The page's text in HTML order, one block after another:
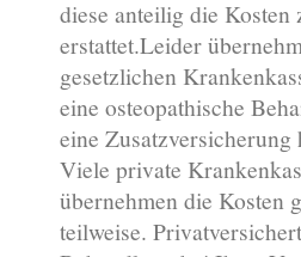
diese anteilig die Kosten
erstattet.Leider
gesetzlichen
eine osteopathische
eine Zusatzversicherung
Viele private
übernehmen die Kosten
teilweise.